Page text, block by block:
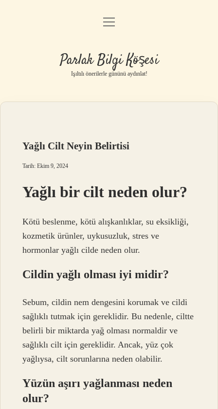
Anasayfa
Yasal Uyarı
menüyü
Parlak Bilgi Köşesi
Işıltılı önerilerle gününü aydınlat!
Yağlı Cilt Neyin Belirtisi
Tarih: Ekim 9, 2024
Yağlı bir cilt neden olur?
Kötü beslenme, kötü alışkanlıklar, su eksikliği,
kozmetik ürünler, uykusuzluk, stres ve
hormonlar yağlı cilde neden olur.
Cildin yağlı olması iyi midir?
Sebum, cildin nem dengesini korumak ve cildi
sağlıklı tutmak için gereklidir. Bu nedenle, ciltte
belirli bir miktarda yağ olması normaldir ve
sağlıklı cilt için gereklidir. Ancak, yüz çok
yağlıysa, cilt sorunlarına neden olabilir.
Yüzün aşırı yağlanması neden
olur?